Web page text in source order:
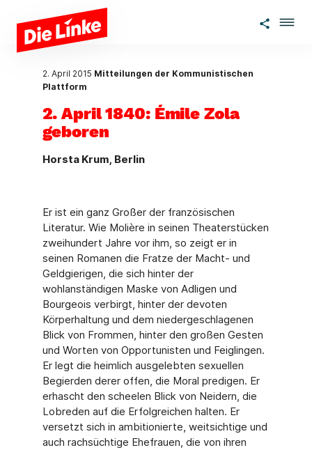
Zum Hauptinhalt springen
2. April 2015 Mitteilungen der Kommunistischen
Plattform
2. April 1840: Émile Zola
geboren
Horsta Krum, Berlin
Er ist ein ganz Großer der französischen
Literatur. Wie Molière in seinen Theaterstücken
zweihundert Jahre vor ihm, so zeigt er in
seinen Romanen die Fratze der Macht- und
Geldgierigen, die sich hinter der
wohlanständigen Maske von Adligen und
Bourgeois verbirgt, hinter der devoten
Körperhaltung und dem niedergeschlagenen
Blick von Frommen, hinter den großen Gesten
und Worten von Opportunisten und Feiglingen.
Er legt die heimlich ausgelebten sexuellen
Begierden derer offen, die Moral predigen. Er
erhascht den scheelen Blick von Neidern, die
Lobreden auf die Erfolgreichen halten. Er
versetzt sich in ambitionierte, weitsichtige und
auch rachsüchtige Ehefrauen, die von ihren